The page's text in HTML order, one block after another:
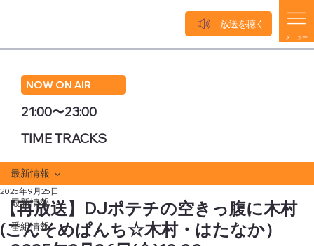
NOW ON AIR
21:00〜23:00
TIME TRACKS
メニュー
放送を聴く
最新情報
番組情報
最新情報
【再放送】DJポテチの空きっ腹に木村
(こんそめぱんち☆木村・はたなか）
2025年9月25日